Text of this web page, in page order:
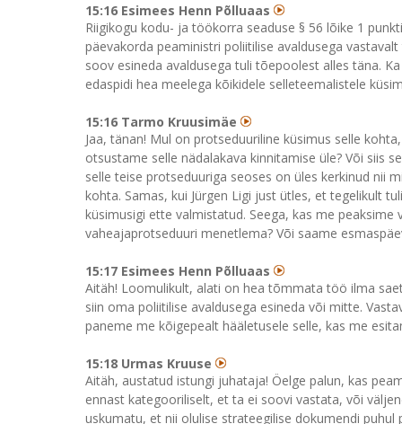
15:16 Esimees Henn Põlluaas
Riigikogu kodu- ja töökorra seaduse § 56 lõike 1
päevakorda peaministri poliitilise avaldusega
soov esineda avaldusega tuli tõepoolest alles täna.
edaspidi hea meelega kõikidele selleteemalistele
15:16 Tarmo Kruusimäe
Jaa, tänan! Mul on protseduuriline küsimus selle
otsustame selle nädalakava kinnitamise üle? Või siis
selle teise protseduuriga seoses on üles kerkinud nii
kohta. Samas, kui Jürgen Ligi just ütles, et tegelikult
küsimusigi ette valmistatud. Seega, kas me
vaheajaprotseduuri menetlema? Või saame
15:17 Esimees Henn Põlluaas
Aitäh! Loomulikult, alati on hea tõmmata töö ilma
siin oma poliitilise avaldusega esineda või mitte.
paneme me kõigepealt hääletusele selle, kas me
15:18 Urmas Kruuse
Aitäh, austatud istungi juhataja! Öelge palun, kas
ennast kategooriliselt, et ta ei soovi vastata, või
uskumatu, et nii olulise strateegilise dokumendi